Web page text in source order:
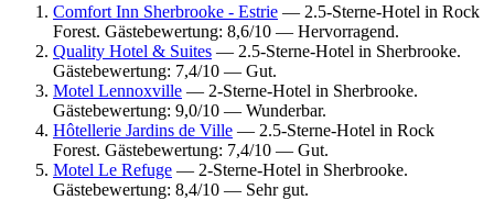
Comfort Inn Sherbrooke - Estrie — 2.5-Sterne-Hotel in Rock
Forest. Gästebewertung: 8,6/10 — Hervorragend.
Quality Hotel & Suites — 2.5-Sterne-Hotel in Sherbrooke.
Gästebewertung: 7,4/10 — Gut.
Motel Lennoxville — 2-Sterne-Hotel in Sherbrooke.
Gästebewertung: 9,0/10 — Wunderbar.
Hôtellerie Jardins de Ville — 2.5-Sterne-Hotel in Rock
Forest. Gästebewertung: 7,4/10 — Gut.
Motel Le Refuge — 2-Sterne-Hotel in Sherbrooke.
Gästebewertung: 8,4/10 — Sehr gut.